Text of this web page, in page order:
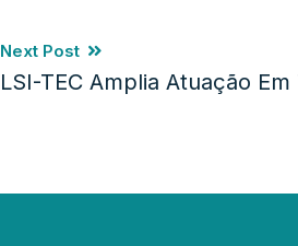
Next Post
LSI-TEC Amplia Atuação